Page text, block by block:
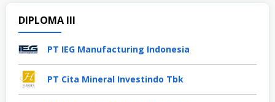
DIPLOMA III
PT IEG Manufacturing Indonesia
PT Cita Mineral Investindo Tbk